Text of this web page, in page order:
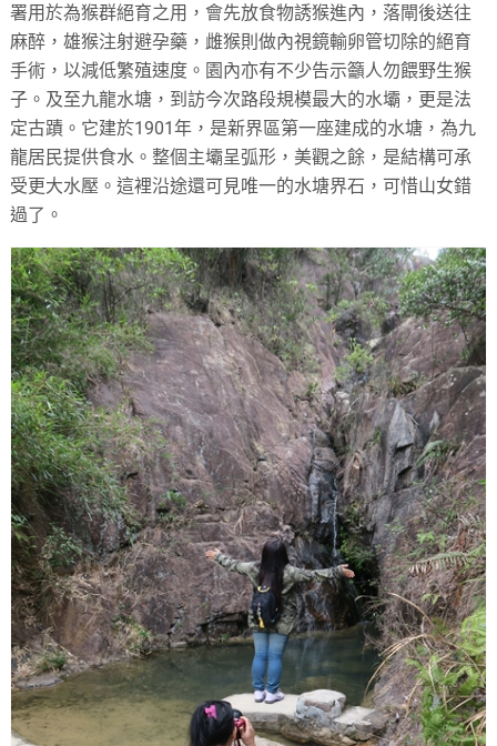
署用於為猴群絕育之用，會先放食物誘猴進內，落閘後送往
麻醉，雄猴注射避孕藥，雌猴則做內視鏡輸卵管切除的絕育
手術，以減低繁殖速度。園內亦有不少告示籲人勿餵野生猴
子。及至九龍水塘，到訪今次路段規模最大的水壩，更是法
定古蹟。它建於1901年，是新界區第一座建成的水塘，為九
龍居民提供食水。整個主壩呈弧形，美觀之餘，是結構可承
受更大水壓。這裡沿途還可見唯一的水塘界石，可惜山女錯
過了。